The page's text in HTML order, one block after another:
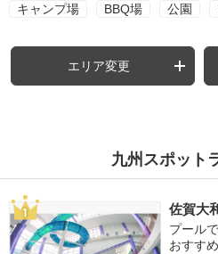
キャンプ場 BBQ場 公園
エリア変更
九州スポット
佐賀大
プール
おすすめ